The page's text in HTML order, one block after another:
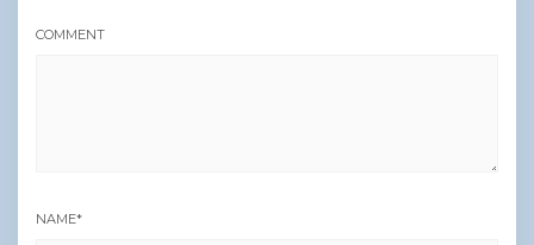
COMMENT
NAME*